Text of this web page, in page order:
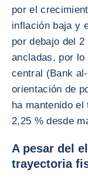
por el
inflación baja y
por debajo del
ancladas, por lo
central (Bank
orientación de
ha mantenido
2,25 % desde
A pesar del
trayectoria